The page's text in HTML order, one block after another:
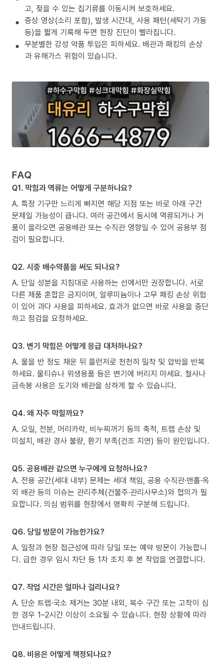
고, 젖을 수 있는 집기류를 이동시켜 보호하세요.
증상 영상(소리 포함), 발생 시간대, 사용 패턴(세탁기 가동
등)을 짧게 기록해 두면 현장 진단이 빨라집니다.
무분별한 강성 약품 투입은 피하세요. 배관과 패킹의 손상
과 유해가스 위험이 있습니다.
FAQ
Q1. 막힘과 역류는 어떻게 구분하나요?
A. 특정 기구만 느리게 빠지면 해당 지점 또는 바로 아래 구간
문제일 가능성이 큽니다. 여러 공간에서 동시에 역류되거나 거
품이 올라오면 공용배관 또는 수직관 영향일 수 있어 공용부 점
검이 필요합니다.
Q2. 시중 배수약품을 써도 되나요?
A. 단일 성분을 지침대로 사용하는 선에서만 권장합니다. 서로
다른 제품 혼합은 금지이며, 알루미늄이나 고무 패킹 손상 위험
이 있어 과다 사용을 피하세요. 효과가 없으면 바로 사용을 중단
하고 점검을 요청하세요.
Q3. 변기 막힘은 어떻게 응급 대처하나요?
A. 물을 반 정도 채운 뒤 플런저로 천천히 밀착 및 압박을 반복
하세요. 물티슈나 위생용품 등은 변기에 버리지 마세요. 철사나
금속봉 사용은 도기와 배관을 상하게 할 수 있습니다.
Q4. 왜 자주 막힐까요?
A. 오일, 전분, 머리카락, 비누찌꺼기 등의 축적, 트랩 손상 및
미설치, 배관 경사 불량, 환기 부족(건조 지연) 등이 원인입니다.
Q5. 공용배관 같으면 누구에게 요청하나요?
A. 전용 공간(세대 내부) 문제는 세대 책임, 공용 수직관·맨홀·옥
외 배관 등의 이슈는 관리주체(건물주·관리사무소)와 협의가 필
요합니다. 의심 범위를 현장에서 명확히 구분해 드립니다.
Q6. 당일 방문이 가능한가요?
A. 일정과 현장 접근성에 따라 당일 또는 예약 방문이 가능합니
다. 급한 경우 임시 차단 등 1차 조치 후 본 작업을 연결합니다.
Q7. 작업 시간은 얼마나 걸리나요?
A. 단순 트랩·국소 제거는 30분 내외, 복수 구간 또는 고착이 심
한 경우 1–2시간 이상이 소요될 수 있습니다. 현장 상황에 따라
안내드립니다.
Q8. 비용은 어떻게 책정되나요?